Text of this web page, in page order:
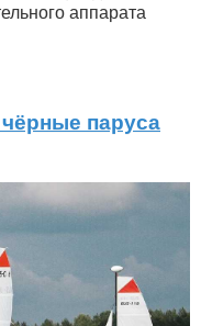
аппарата
паруса